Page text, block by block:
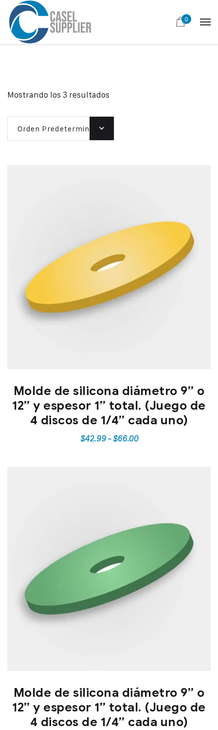
0
Mostrando los 3 resultados
Orden Predeterminado
Molde de silicona diámetro 9” o
12” y espesor 1” total. (Juego de
4 discos de 1/4” cada uno)
$42.99 - $66.00
Molde de silicona diámetro 9” o
12” y espesor 1” total. (Juego de
4 discos de 1/4” cada uno)